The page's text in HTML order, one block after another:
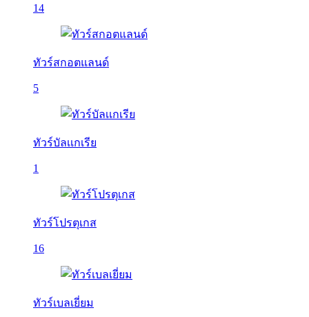
14
ทัวร์สกอตแลนด์
5
ทัวร์บัลเเกเรีย
1
ทัวร์โปรตุเกส
16
ทัวร์เบลเยี่ยม